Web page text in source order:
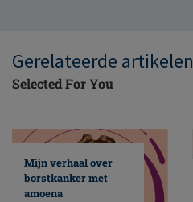
Gerelateerde artikelen
Selected For You
Mijn verhaal over
borstkanker met
amoena